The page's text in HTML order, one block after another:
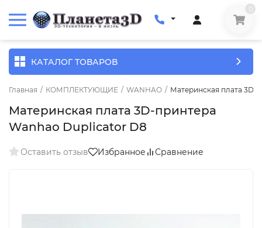
КАТАЛОГ ТОВАРОВ
Главная / КОМПЛЕКТУЮЩИЕ / WANHAO / Материнская плата 3D-
Материнская плата 3D-принтера
Wanhao Duplicator D8
Оставить отзыв Избранное Сравнение